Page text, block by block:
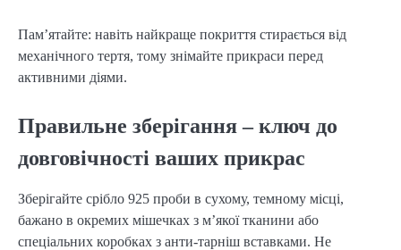
Пам’ятайте: навіть найкраще покриття стирається від
механічного тертя, тому знімайте прикраси перед
активними діями.
Правильне зберігання – ключ до
довговічності ваших прикрас
Зберігайте срібло 925 проби в сухому, темному місці,
бажано в окремих мішечках з м’якої тканини або
спеціальних коробках з анти-тарніш вставками. Не